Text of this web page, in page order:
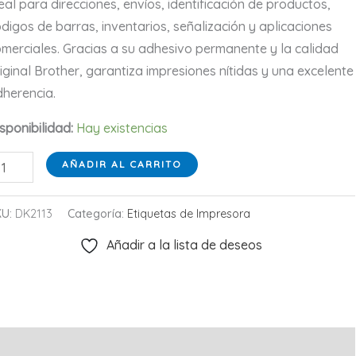
para direcciones, envíos, identificación de productos,
de barras, inventarios, señalización y aplicaciones
Gracias a su adhesivo permanente y la calidad
Brother, garantiza impresiones nítidas y una excelente
Hay existencias
AÑADIR AL CARRITO
DK2113 Categoría: Etiquetas de Impresora
Añadir a la lista de deseos